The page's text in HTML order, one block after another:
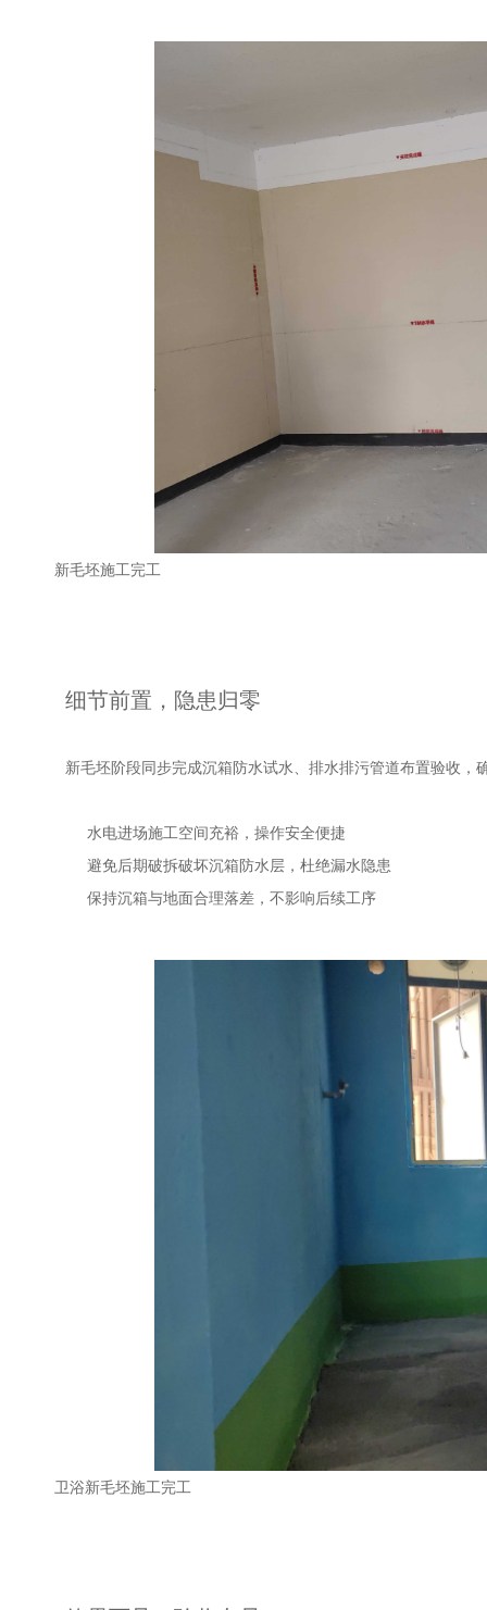
新毛坯施工完工
细节前置，隐患归零
新毛坯阶段同步完成沉箱防水试水、排水排污管道布置验收，
水电进场施工空间充裕，操作安全便捷
避免后期破拆破坏沉箱防水层，杜绝漏水隐患
保持沉箱与地面合理落差，不影响后续工序
卫浴新毛坯施工完工